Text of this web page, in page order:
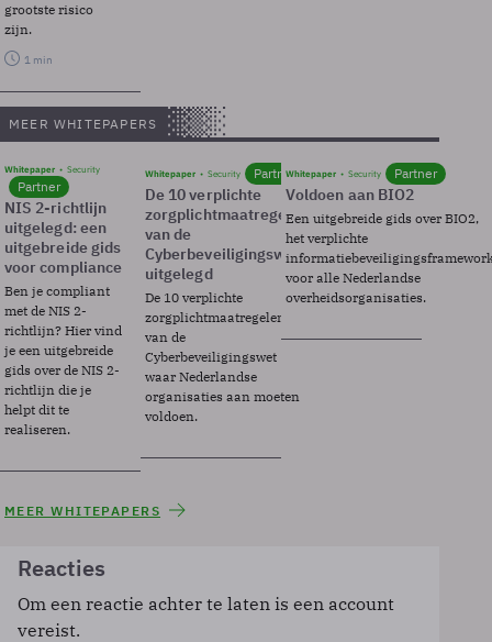
grootste risico
zijn.
1 min
MEER WHITEPAPERS
Whitepaper Security
Partner
NIS 2-richtlijn
uitgelegd: een
uitgebreide gids
voor compliance
Ben je compliant
met de NIS 2-
richtlijn? Hier vind
je een uitgebreide
gids over de NIS 2-
richtlijn die je
helpt dit te
realiseren.
Whitepaper Security Partner
De 10 verplichte
zorgplichtmaatregelen
van de
Cyberbeveiligingswet
uitgelegd
De 10 verplichte
zorgplichtmaatregelen
van de
Cyberbeveiligingswet
waar Nederlandse
organisaties aan moeten
voldoen.
Whitepaper Security Partner
Voldoen aan BIO2
Een uitgebreide gids over BIO2,
het verplichte
voor alle Nederlandse
overheidsorganisaties.
MEER WHITEPAPERS
Reacties
Om een reactie achter te laten is een account
vereist.